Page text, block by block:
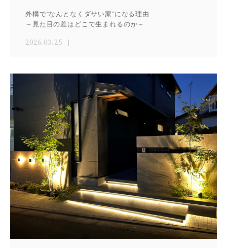
外構で“なんとなくダサい家”になる理由
～見た目の差はどこで生まれるのか～
2026.03.25